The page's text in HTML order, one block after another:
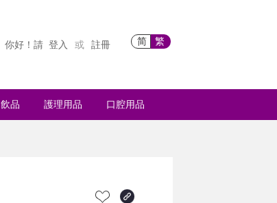
简 繁
你好！請 登入 或 註冊
飲品 護理用品 口腔用品